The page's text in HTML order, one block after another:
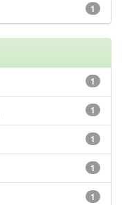
1
1
1
1
1
1